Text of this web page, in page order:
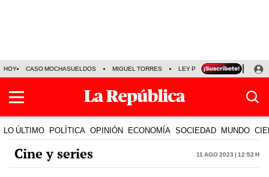
HOY CASO MOCHASUELDOS MIGUEL TORRES LEY PULPÍN PRECIO DEL
LO ÚLTIMO POLÍTICA OPINIÓN ECONOMÍA SOCIEDAD MUNDO
Cine y series 11 Ago 2023 | 12:52 h